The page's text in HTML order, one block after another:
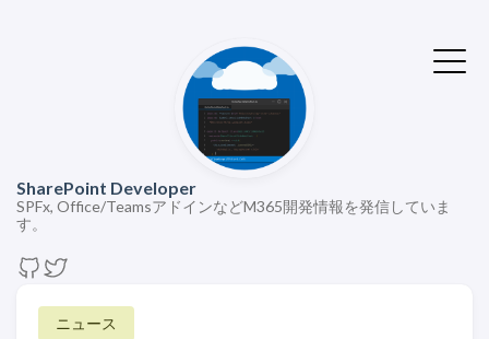
SharePoint Developer
SPFx, Office/TeamsアドインなどM365開発情報を発信していま
す。
ニュース